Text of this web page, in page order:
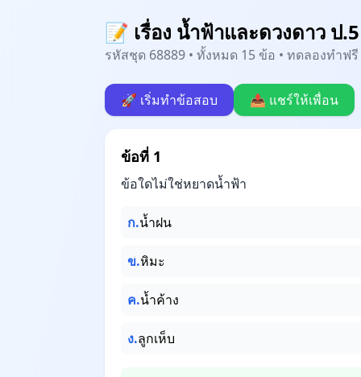
📝 เรื่อง น้ำฟ้าและดวงดาว ป
รหัสชุด 68889 • ทั้งหมด 15 ข้อ • ทดลองทำฟ
🚀 เริ่มทำข้อสอบ 📤 แชร์ให้เพื่อน
ข้อที่ 1
ข้อใดไม่ใช่หยาดน้ำฟ้า
ก.น้ำฝน
ข.หิมะ
ค.น้ำค้าง
ง.ลูกเห็บ